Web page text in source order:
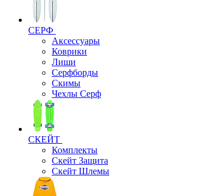
СЕРФ
Аксессуары
Коврики
Лиши
Серфборды
Скимы
Чехлы Cерф
СКЕЙТ
Комплекты
Скейт Защита
Скейт Шлемы